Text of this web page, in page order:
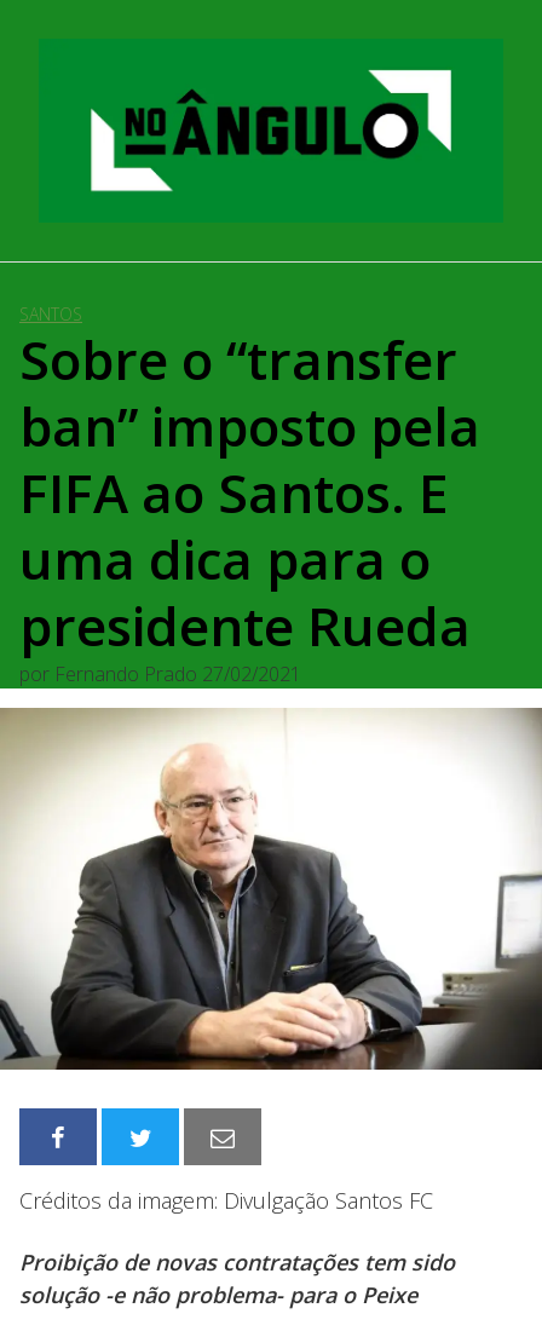
SANTOS
Sobre o “transfer
ban” imposto pela
FIFA ao Santos. E
uma dica para o
presidente Rueda
por Fernando Prado 27/02/2021
Créditos da imagem: Divulgação Santos FC
Proibição de novas contratações tem sido
solução -e não problema- para o Peixe